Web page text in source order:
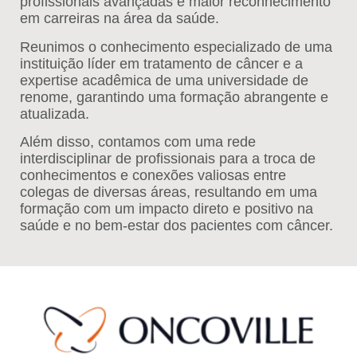
em carreiras na área da saúde.
Reunimos o conhecimento especializado de uma
instituição líder em tratamento de câncer e a
expertise acadêmica de uma universidade de
renome, garantindo uma formação abrangente e
atualizada.
Além disso, contamos com uma rede
interdisciplinar de profissionais para a troca de
conhecimentos e conexões valiosas entre
colegas de diversas áreas, resultando em uma
formação com um impacto direto e positivo na
saúde e no bem-estar dos pacientes com câncer.